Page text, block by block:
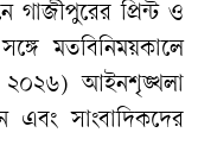
প্রিন্ট ও
মতবিনিময়কালে
২০২৬) আইনশৃঙ্খলা
এবং সাংবাদিকদের